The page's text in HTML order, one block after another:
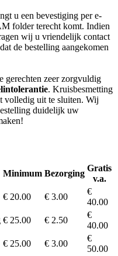
u een bevestiging per e-
folder terecht komt. Indien
wij u vriendelijk contact
de bestelling aangekomen
gerechten zeer zorgvuldig
. Kruisbesmetting
volledig uit te sluiten. Wij
duidelijk uw
Minimum Bezorging
Gratis
v.a.
€ 20.00 € 3.00
€
40.00
€ 25.00 € 2.50
€
40.00
€ 25.00 € 3.00
€
50.00